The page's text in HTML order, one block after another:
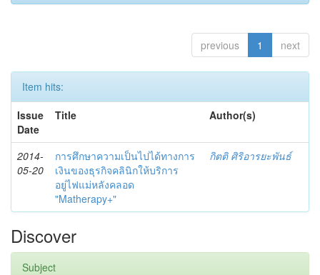
previous 1 next
Item hits:
Issue
Date
Title Author(s)
2014-
05-20
การศึกษาความเป็นไปได้ทางการ
เงินของธุรกิจคลินิกให้บริการ
อยู่ไฟแม่หลังคลอด
"Matherapy+"
กิตติ ศิริอารยะพันธ์
Discover
Subject